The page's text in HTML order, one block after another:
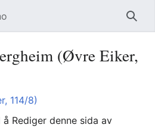
Søk
(Øvre Eiker,
114/8)
Rediger denne sida av